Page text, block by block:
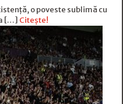
o poveste sublimă cu
[…] Citește!